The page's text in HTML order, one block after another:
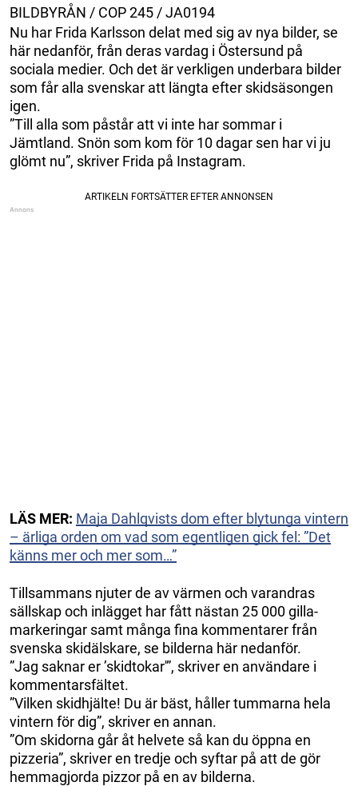
BILDBYRÅN / COP 245 / JA0194
Nu har Frida Karlsson delat med sig av nya bilder, se
här nedanför, från deras vardag i Östersund på
sociala medier. Och det är verkligen underbara bilder
som får alla svenskar att längta efter skidsäsongen
igen.
”Till alla som påstår att vi inte har sommar i
Jämtland. Snön som kom för 10 dagar sen har vi ju
glömt nu”, skriver Frida på Instagram.
LÄS MER: Maja Dahlqvists dom efter blytunga vintern
– ärliga orden om vad som egentligen gick fel: ”Det
känns mer och mer som…”
Tillsammans njuter de av värmen och varandras
sällskap och inlägget har fått nästan 25 000 gilla-
markeringar samt många fina kommentarer från
svenska skidälskare, se bilderna här nedanför.
”Jag saknar er ’skidtokar'”, skriver en användare i
kommentarsfältet.
”Vilken skidhjälte! Du är bäst, håller tummarna hela
vintern för dig”, skriver en annan.
”Om skidorna går åt helvete så kan du öppna en
pizzeria”, skriver en tredje och syftar på att de gör
hemmagjorda pizzor på en av bilderna.